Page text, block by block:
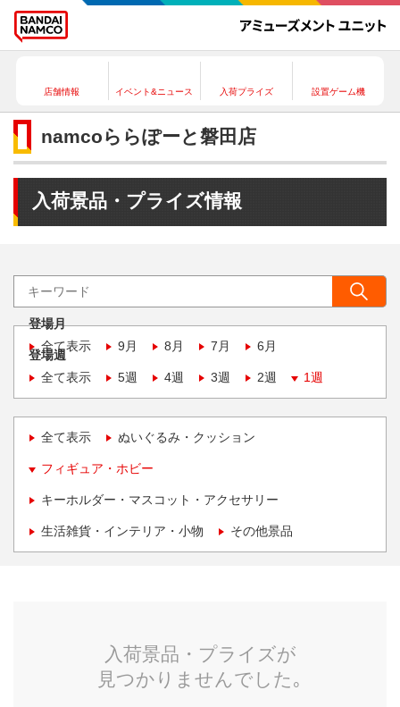
店舗情報 イベント&ニュース 入荷プライズ 設置ゲーム機
namcoららぽーと磐田店
入荷景品・プライズ情報
登場月
全て表示
9月 8月 7月 6月
登場週
全て表示
5週 4週 3週 2週 1週
全て表示 ぬいぐるみ・クッション
フィギュア・ホビー
キーホルダー・マスコット・アクセサリー
生活雑貨・インテリア・小物 その他景品